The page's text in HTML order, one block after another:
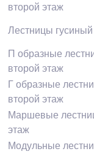
второй этаж
Лестницы
П образные
второй этаж
Г образные
второй этаж
Маршевые
этаж
Модульные